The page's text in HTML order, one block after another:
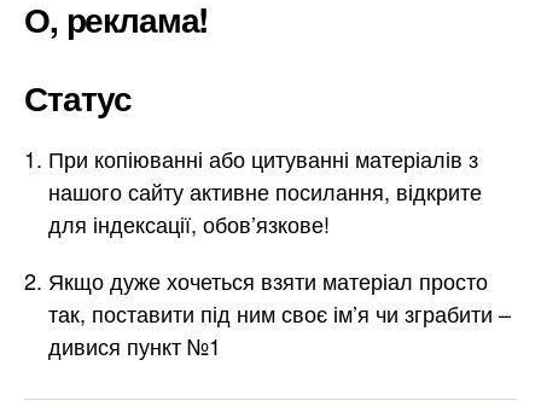
О, реклама!
Статус
При копіюванні або цитуванні матеріалів з
нашого сайту активне посилання, відкрите
для індексації, обов’язкове!
Якщо дуже хочеться взяти матеріал просто
так, поставити під ним своє ім’я чи зграбити –
дивися пункт №1